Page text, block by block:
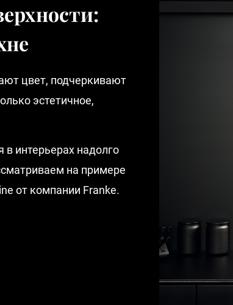
цвет, подчеркивают
эстетичное,
интерьерах надолго
на примере
от компании Franke.